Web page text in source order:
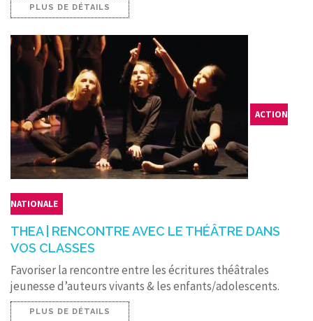
PLUS DE DÉTAILS
ACTION
NATIONALE
THEA | RENCONTRE AVEC LE THÉÂTRE DANS
VOS CLASSES
Favoriser la rencontre entre les écritures théâtrales
jeunesse d’auteurs vivants & les enfants/adolescents.
PLUS DE DÉTAILS